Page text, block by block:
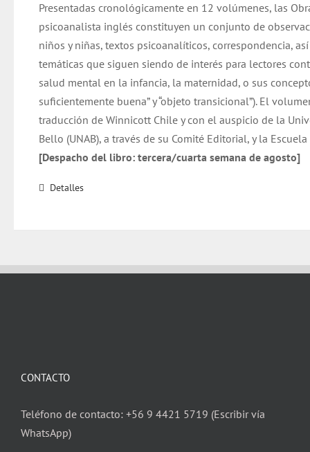
Presentadas cronológicamente en 12 volúmenes, las
psicoanalista inglés constituyen un conjunto de
niños y niñas, textos psicoanalíticos, correspondencia,
temáticas que siguen siendo de interés para lectores
salud mental en la infancia, la maternidad, o sus
suficientemente buena” y “objeto transicional”). El
traducción de Winnicott Chile y con el auspicio de la
Bello (UNAB), a través de su Comité Editorial, y la
[Despacho del libro: tercera/cuarta semana de agosto]
Detalles
CONTACTO
Teléfono de contacto: +56 9 4421 5719 (Escribir vía
WhatsApp)